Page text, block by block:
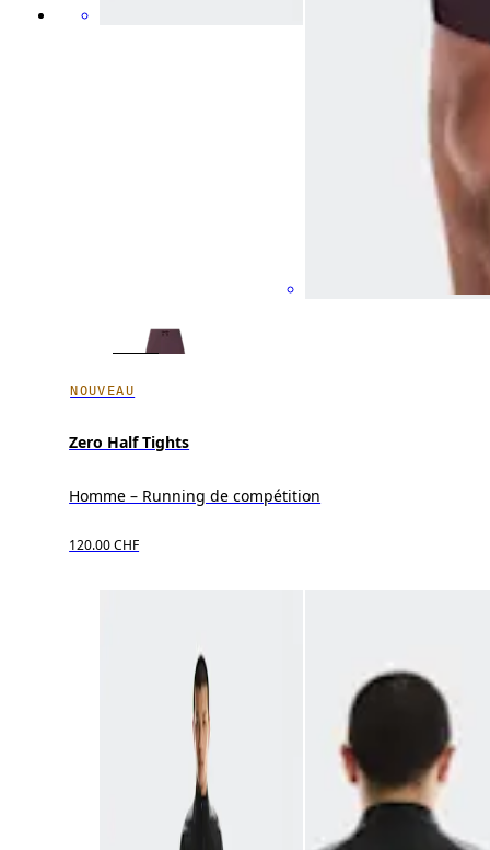
NOUVEAU
Zero Half Tights
Homme – Running de compétition
120.00 CHF